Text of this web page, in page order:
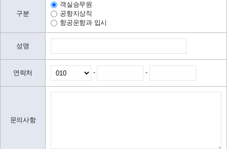
구분
객실승무원
공항지상직
항공운항과 입시
성명
연락처 - -
문의사항